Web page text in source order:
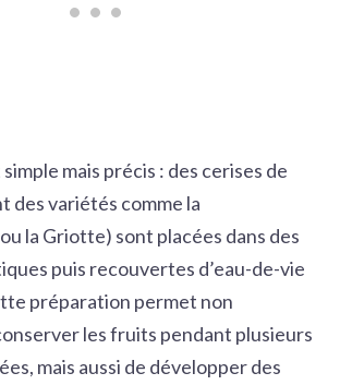
mais précis : des cerises de
des variétés comme la
la Griotte) sont placées dans des
puis recouvertes d’eau-de-vie
préparation permet non
les fruits pendant plusieurs
mais aussi de développer des